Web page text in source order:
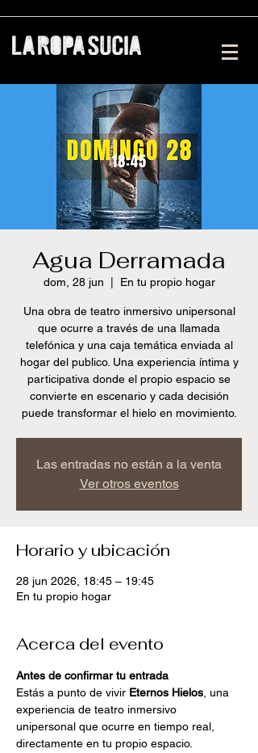
Agua Derramada
dom, 28 jun En tu propio hogar
Una obra de teatro inmersivo unipersonal
que ocurre a través de una llamada
telefónica y una caja temática enviada al
hogar del publico. Una experiencia íntima y
participativa donde el propio espacio se
convierte en escenario y cada decisión
puede transformar el hielo en movimiento.
Las entradas no están a la venta
Ver otros eventos
Horario y ubicación
28 jun 2026, 18:45 – 19:45
En tu propio hogar
Acerca del evento
Antes de confirmar tu entrada
Estás a punto de vivir Eternos Hielos , una
experiencia de teatro inmersivo
unipersonal que ocurre en tiempo real,
directamente en tu propio espacio.